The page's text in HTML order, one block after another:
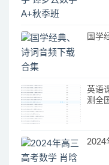
国学
英语
测全
2024